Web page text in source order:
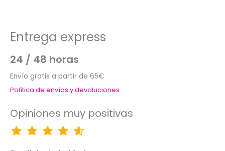
Entrega express
24 / 48 horas
Envío gratis a partir de 65€
Política de envíos y devoluciones
Opiniones muy positivas